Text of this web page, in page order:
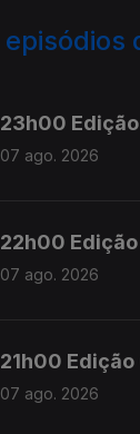
episódios
23h00
07 ago. 2026
22h00
07 ago. 2026
21h00
07 ago. 2026